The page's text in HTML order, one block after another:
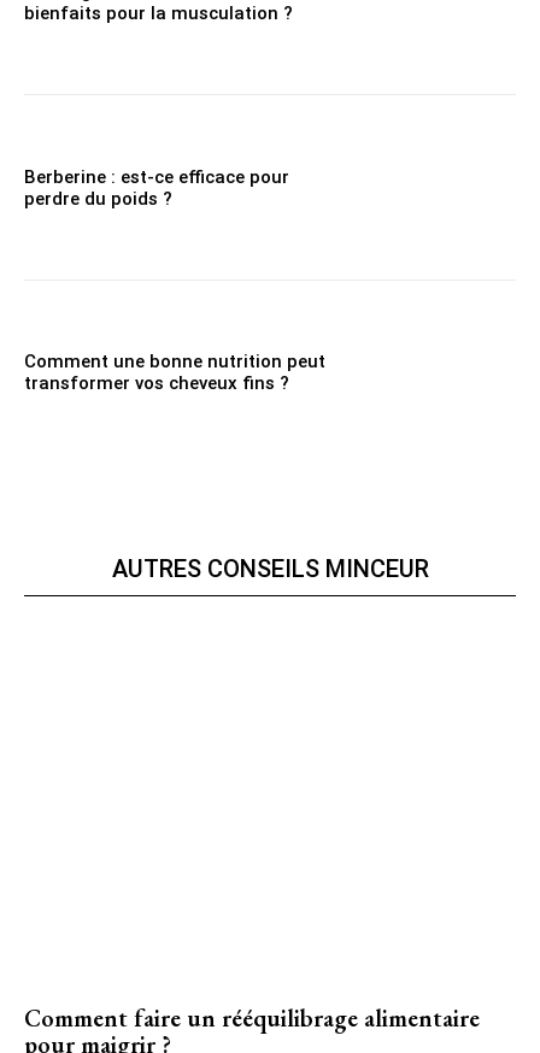
bienfaits pour la musculation ?
Berberine : est-ce efficace pour
perdre du poids ?
Comment une bonne nutrition peut
transformer vos cheveux fins ?
AUTRES CONSEILS MINCEUR
Comment faire un rééquilibrage alimentaire
pour maigrir ?